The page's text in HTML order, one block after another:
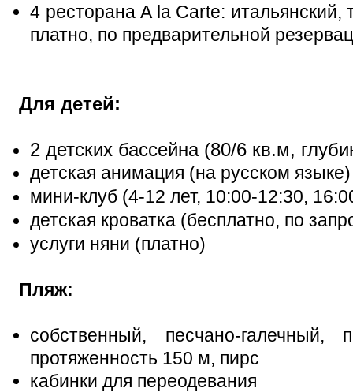
4 ресторана A la Carte:
платно, по предварительной
Для детей:
2 детских бассейна (80/6 кв.м,
детская анимация (на русском языке)
мини-клуб (4-12 лет, 10:00-12:30,
детская кроватка (бесплатно, по
услуги няни (платно)
Пляж:
собственный, песчано-
протяженность 150 м, пирс
кабинки для переодевания